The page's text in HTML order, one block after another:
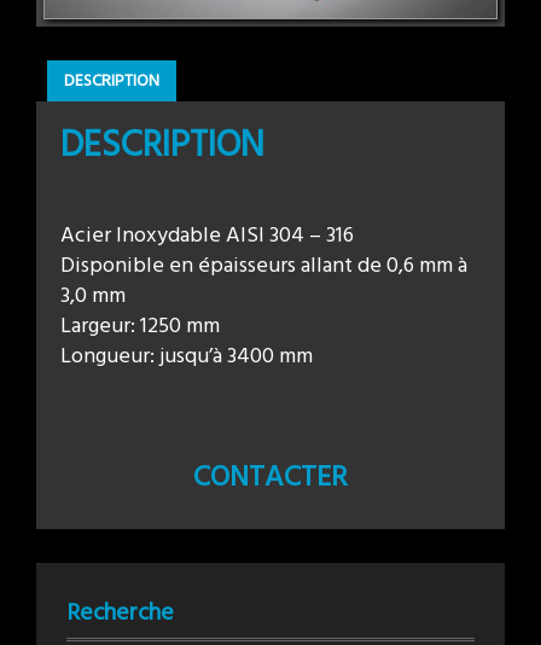
DESCRIPTION
DESCRIPTION
Acier Inoxydable AISI 304 – 316
Disponible en épaisseurs allant de 0,6 mm à
3,0 mm
Largeur: 1250 mm
Longueur: jusqu’à 3400 mm
CONTACTER
Recherche